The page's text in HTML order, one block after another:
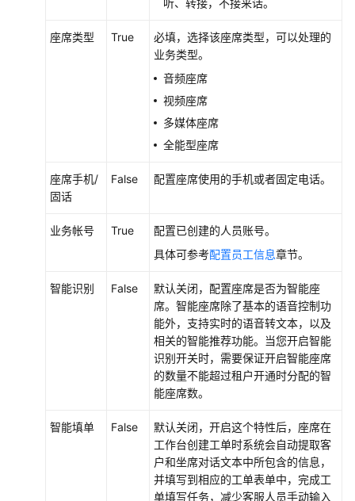
座席类型 True
必填，选择该座席类型，可以处理的
业务类型。
音频座席
视频座席
多媒体座席
全能型座席
座席手机/
固话
False 配置座席使用的手机或者固定电话。
业务帐号 True
配置已创建的人员账号。
具体可参考配置员工信息章节。
智能识别 False
默认关闭，配置座席是否为智能座
席。智能座席除了基本的语音控制功
能外，支持实时的语音转文本，以及
相关的智能推荐功能。当您开启智能
识别开关时，需要保证开启智能座席
的数量不能超过租户开通时分配的智
能座席数。
智能填单 False
默认关闭，开启这个特性后，座席在
工作台创建工单时系统会自动提取客
户和坐席对话文本中所包含的信息，
并填写到相应的工单表单中，完成工
单填写任务，减少客服人员手动输入